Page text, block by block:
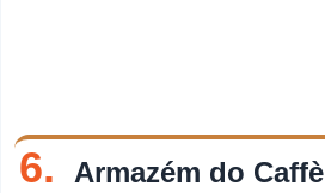
6. Armazém do Caffè